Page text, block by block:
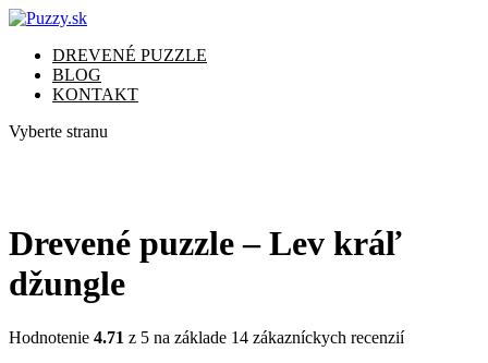
DREVENÉ PUZZLE
BLOG
KONTAKT
Vyberte stranu
Drevené puzzle – Lev kráľ
džungle
Hodnotenie 4.71 z 5 na základe 14 zákazníckych recenzií